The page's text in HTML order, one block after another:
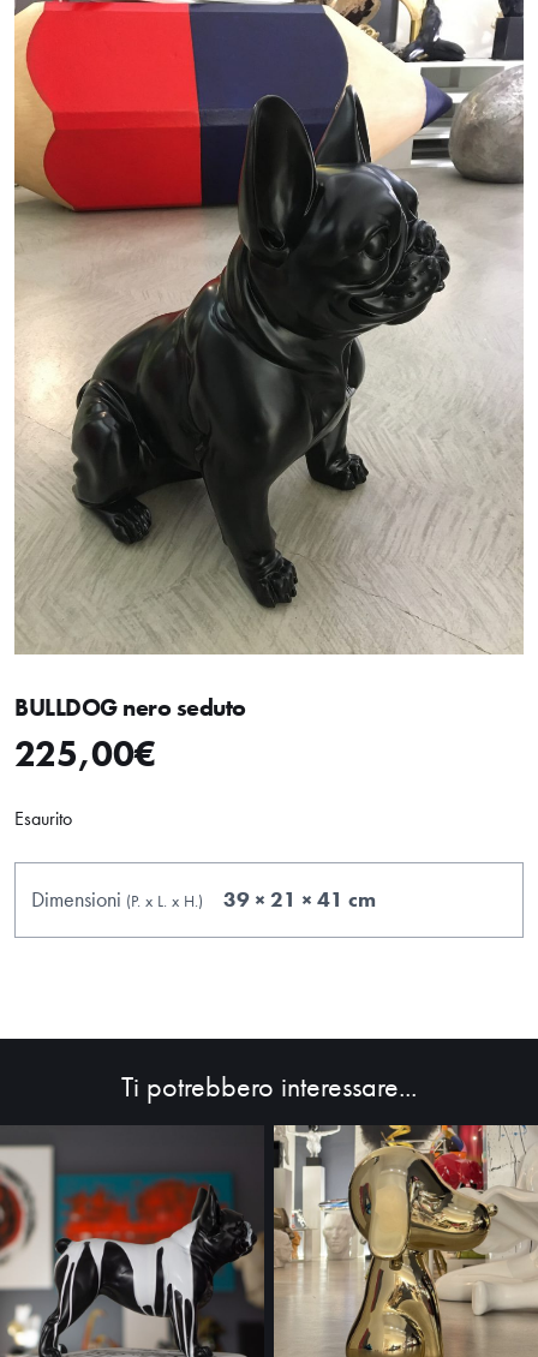
HOME
ABOUT
SHOP
BULLDOG nero seduto
225,00€
Esaurito
Dimensioni (P. x L. x H. ) 39 × 21 × 41 cm
Ti potrebbero interessare...